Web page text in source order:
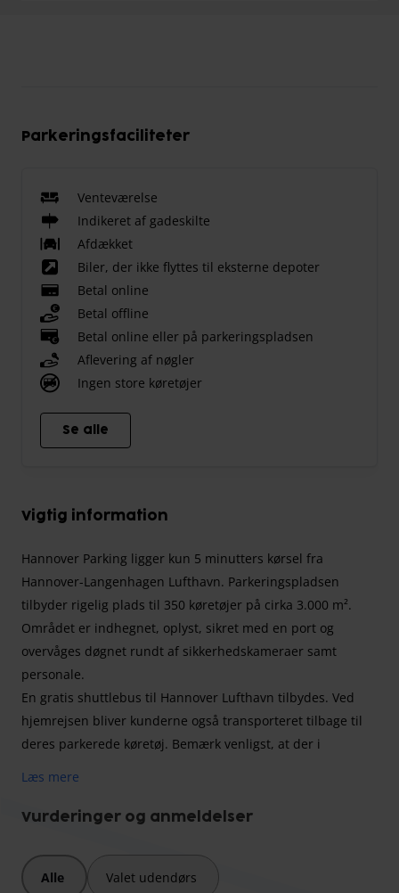
Parkeringsfaciliteter
Venteværelse
Indikeret af gadeskilte
Afdækket
Biler, der ikke flyttes til eksterne depoter
Betal online
Betal offline
Betal online eller på parkeringspladsen
Aflevering af nøgler
Ingen store køretøjer
Se alle
Vigtig information
Hannover Parking ligger kun 5 minutters kørsel fra
Hannover-Langenhagen Lufthavn. Parkeringspladsen
tilbyder rigelig plads til 350 køretøjer på cirka 3.000 m².
Området er indhegnet, oplyst, sikret med en port og
overvåges døgnet rundt af sikkerhedskameraer samt
personale.
En gratis shuttlebus til Hannover Lufthavn tilbydes. Ved
hjemrejsen bliver kunderne også transporteret tilbage til
deres parkerede køretøj. Bemærk venligst, at der i
parkeringsudbyder, der ligger kun 6 minutter fra Hannover
Lufthavn. Den indhegnede og aflåste parkeringsplads er
Læs mere
Vurderinger og anmeldelser
Alle Valet udendørs